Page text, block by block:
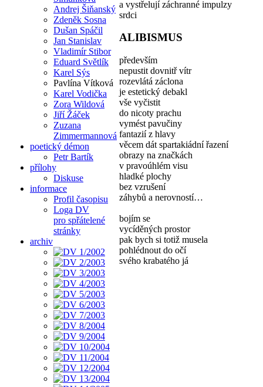
Andrej Šiňanský
Zdeněk Sosna
Dušan Spáčil
Jan Stanislav
Vladimír Stibor
Eduard Světlík
Karel Sýs
Pavlína Vítková
Karel Vodička
Zora Wildová
Jiří Žáček
Zuzana
Zimmermannová
poetický démon
Petr Bartík
přílohy
Diskuse
informace
Profil časopisu
Loga DV
pro spřátelené
stránky
archiv
a vystřelují záchranné impulzy
srdci
ALIBISMUS
především
nepustit dovnitř vítr
rozevlátá záclona
je estetický debakl
vše vyčistit
do nicoty prachu
vymést pavučiny
fantazií z hlavy
věcem dát spartakiádní řazení
obrazy na značkách
v pravoúhlém visu
hladké plochy
bez vzrušení
záhybů a nerovností…
bojím se
vycíděných prostor
pak bych si totiž musela
pohlédnout do očí
svého krabatého já